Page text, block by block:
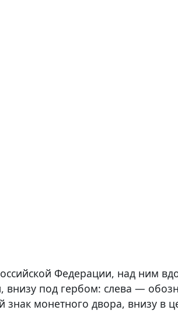
Федерации, над ним
под гербом: слева —
знак монетного двора, внизу